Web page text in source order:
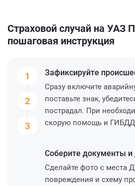
Страховой случай на УАЗ
пошаговая инструкция
1
2
3
Зафиксируйте
Сразу включите
поставьте знак,
пострадал. При
скорую помощь и
Соберите документы и
Сделайте фото с места
повреждения и схему